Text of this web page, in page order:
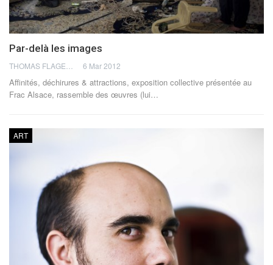
Par-delà les images
THOMAS FLAGEL 6 Mar 2012
Affinités, déchirures & attractions, exposition collective présentée au
Frac Alsace, rassemble des œuvres (lui…
ART